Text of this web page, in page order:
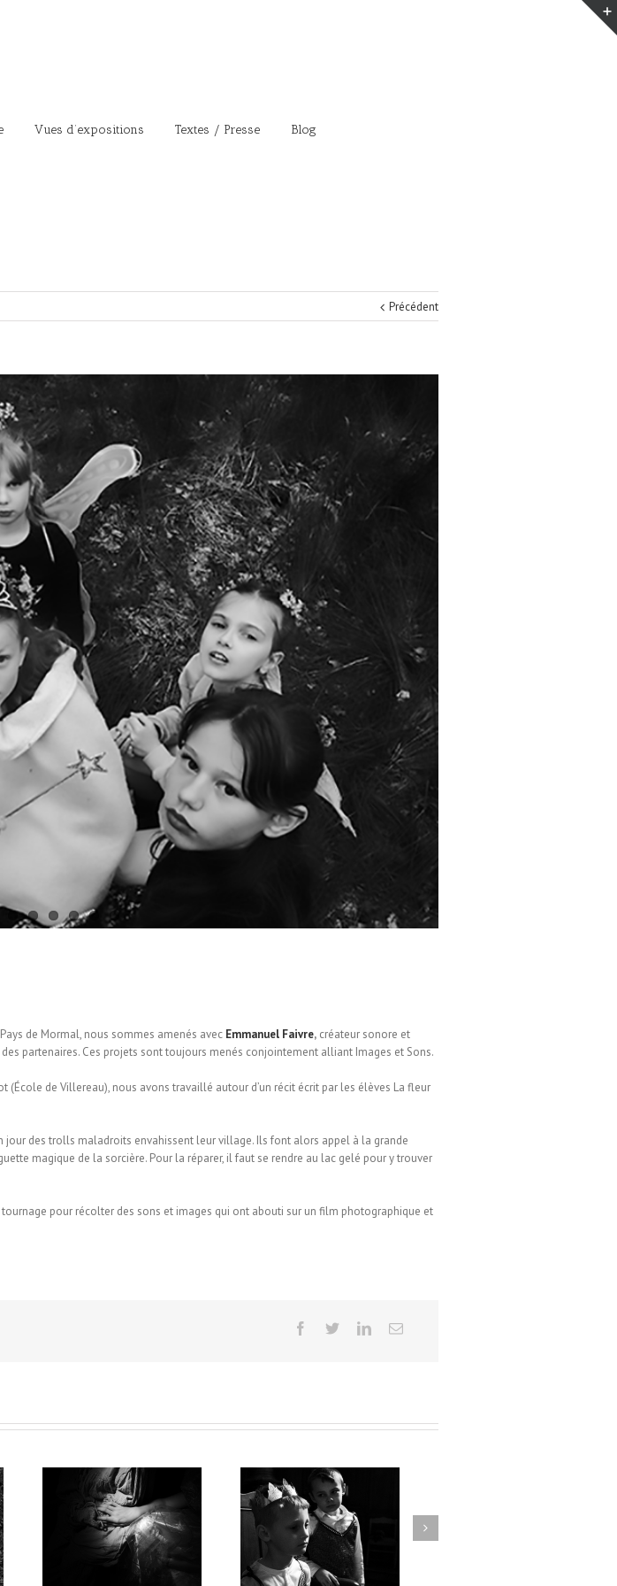
Vues d’expositions Textes / Presse Blog
Précédent
de Mormal, nous sommes amenés avec Emmanuel Faivre, créateur sonore et
partenaires. Ces projets sont toujours menés conjointement alliant Images et Sons.
(École de Villereau), nous avons travaillé autour d’un récit écrit par les élèves La fleur
des trolls maladroits envahissent leur village. Ils font alors appel à la grande
magique de la sorcière. Pour la réparer, il faut se rendre au lac gelé pour y trouver
pour récolter des sons et images qui ont abouti sur un film photographique et
/
ARTHUR & MERLIN
L’ENCHANTEUR / Emmanuel
Faivre / École de Maroilles
URSA & USUS / Emmanuel
Faivre / École de Bousies